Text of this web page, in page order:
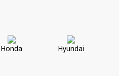
Honda Hyundai